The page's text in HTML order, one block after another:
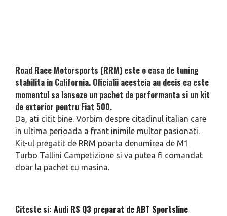
Road Race Motorsports (RRM) este o casa de tuning
stabilita in California. Oficialii acesteia au decis ca este
momentul sa lanseze un pachet de performanta si un kit
de exterior pentru Fiat 500.
Da, ati citit bine. Vorbim despre citadinul italian care
in ultima perioada a frant inimile multor pasionati.
Kit-ul pregatit de RRM poarta denumirea de M1
Turbo Tallini Campetizione si va putea fi comandat
doar la pachet cu masina.
Citeste si: Audi RS Q3 preparat de ABT Sportsline